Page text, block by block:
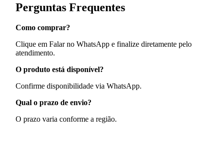
Perguntas Frequentes
Como comprar?
Clique em Falar no WhatsApp e finalize diretamente pelo
atendimento.
O produto está disponível?
Confirme disponibilidade via WhatsApp.
Qual o prazo de envio?
O prazo varia conforme a região.